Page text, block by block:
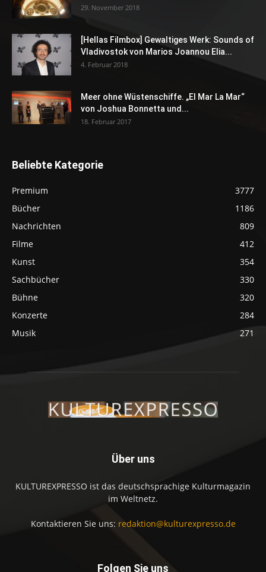
29. November 2018
[Hellas Filmbox] Gewaltiges Werk: Sounds of
Vladivostok von Marios Joannou Elia...
4. Februar 2018
Meer ohne Wüstenschiffe. „El Mar La Mar“
von Joshua Bonnetta und...
18. Februar 2017
Beliebte Kategorie
Premium
3777
Bücher
1186
Nachrichten
809
Filme
412
Kunst
354
Sachbücher
330
Bühne
320
Konzerte
284
Musik
271
Über uns
KULTUREXPRESSO ist das deutschsprachige Kulturmagazin
im Weltnetz.
Kontaktieren Sie uns: redaktion@kulturexpresso.de
Folgen Sie uns